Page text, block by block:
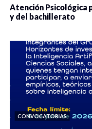
Atención Psicológica
y del bachillerato
CONVOCATORIAS